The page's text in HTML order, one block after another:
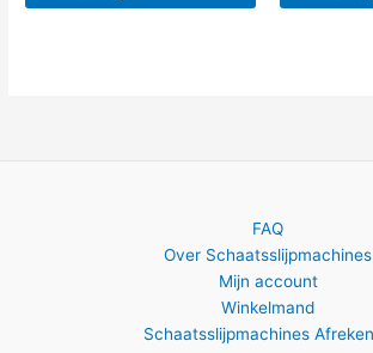
FAQ
Over Schaatsslijpmachines
Mijn account
Winkelmand
Schaatsslijpmachines